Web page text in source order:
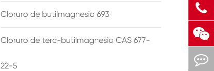
Cloruro de butilmagnesio 693
Cloruro de terc-butilmagnesio CAS 677-
22-5